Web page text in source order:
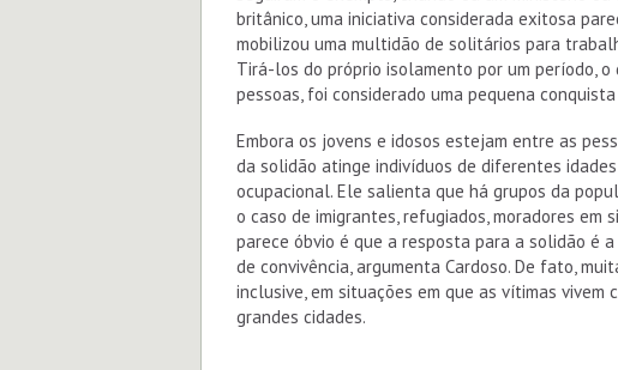
britânico, uma iniciativa considerada exitosa
mobilizou uma multidão de solitários para
Tirá-los do próprio isolamento por um período,
pessoas, foi considerado uma pequena
Embora os jovens e idosos estejam entre as
da solidão atinge indivíduos de diferentes
ocupacional. Ele salienta que há grupos da
o caso de imigrantes, refugiados, moradores em
parece óbvio é que a resposta para a solidão é
de convivência, argumenta Cardoso. De fato,
inclusive, em situações em que as vítimas vivem
grandes cidades.